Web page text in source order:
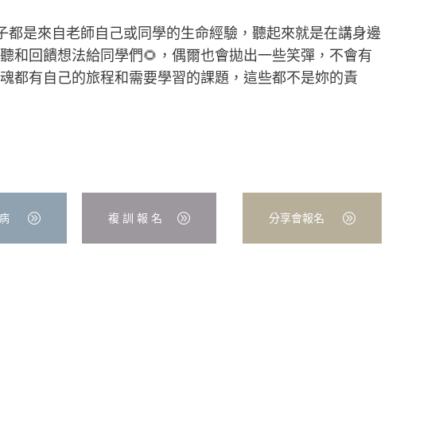
是來自老師自己或同學的生命經驗，聽起來就是在講身邊
和回饋想法給同學們🌻，偶爾也會拋出一些笑彈，不會有
都有自己的旅程和需要學習的課題，這些都不是妳的責
複 訓 報 名 分享會報名